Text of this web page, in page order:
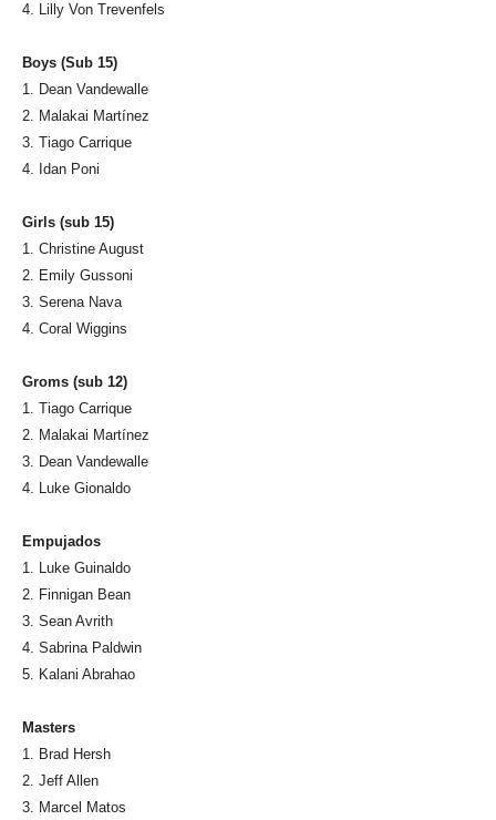
4. Lilly Von Trevenfels
Boys (Sub 15)
1. Dean Vandewalle
2. Malakai Martínez
3. Tiago Carrique
4. Idan Poni
Girls (sub 15)
1. Christine August
2. Emily Gussoni
3. Serena Nava
4. Coral Wiggins
Groms (sub 12)
1. Tiago Carrique
2. Malakai Martínez
3. Dean Vandewalle
4. Luke Gionaldo
Empujados
1. Luke Guinaldo
2. Finnigan Bean
3. Sean Avrith
4. Sabrina Paldwin
5. Kalani Abrahao
Masters
1. Brad Hersh
2. Jeff Allen
3. Marcel Matos